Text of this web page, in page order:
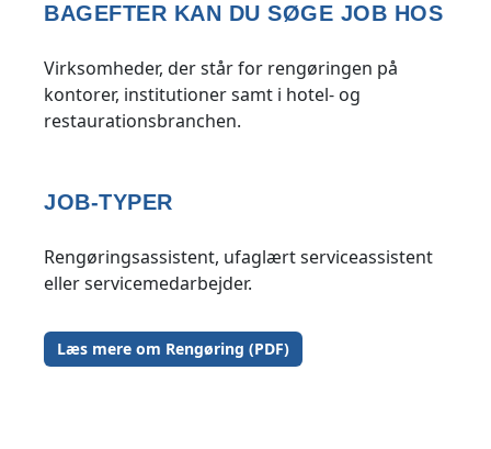
BAGEFTER KAN DU SØGE JOB HOS
Virksomheder, der står for rengøringen på
kontorer, institutioner samt i hotel- og
restaurationsbranchen.
JOB-TYPER
Rengøringsassistent, ufaglært serviceassistent
eller servicemedarbejder.
Læs mere om Rengøring (PDF)